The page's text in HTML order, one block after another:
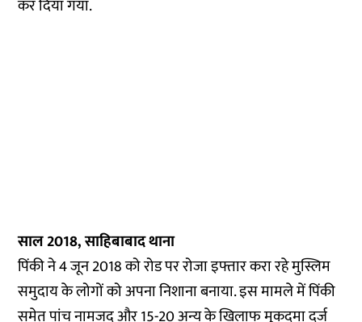
कर दिया गया.
साल 2018, साहिबाबाद थाना
पिंकी ने 4 जून 2018 को रोड पर रोजा इफ्तार करा रहे मुस्लिम
समुदाय के लोगों को अपना निशाना बनाया. इस मामले में पिंकी
समेत पांच नामजद और 15-20 अन्य के खिलाफ मुकदमा दर्ज